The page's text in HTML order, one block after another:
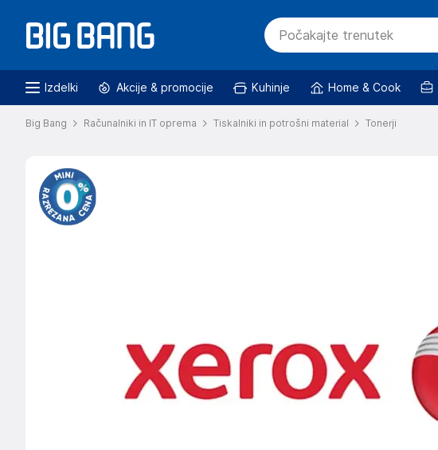
Izdelki Akcije & promocije Kuhinje Home & Cook
Big Bang Računalniki in IT oprema Tiskalniki in potrošni material Tonerji